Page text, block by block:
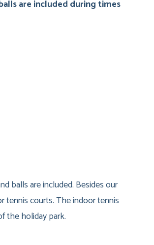
are included during times
balls are included. Besides our
tennis courts. The indoor tennis
the holiday park.